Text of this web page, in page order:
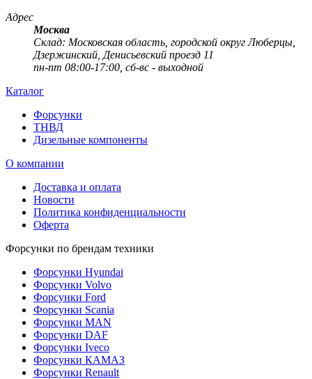
Адрес
Москва
Cклад: Московская область, городской округ Люберцы,
Дзержинский, Денисьевский проезд 11
пн-пт 08:00-17:00, сб-вс - выходной
Каталог
Форсунки
ТНВД
Дизельные компоненты
О компании
Доставка и оплата
Новости
Политика конфиденциальности
Оферта
Форсунки по брендам техники
Форсунки Hyundai
Форсунки Volvo
Форсунки Ford
Форсунки Scania
Форсунки MAN
Форсунки DAF
Форсунки Iveco
Форсунки КАМАЗ
Форсунки Renault